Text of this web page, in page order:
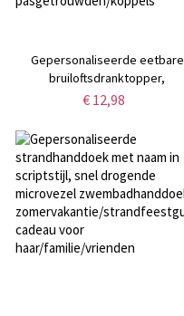
Gepersonaliseerde eetbare
bruiloftsdranktopper,
aangepaste
cocktailgarnituren voor
bruiloften/verlovingsfeesten,
cadeaus voor
pasgetrouwden/koppels
€ 12,98